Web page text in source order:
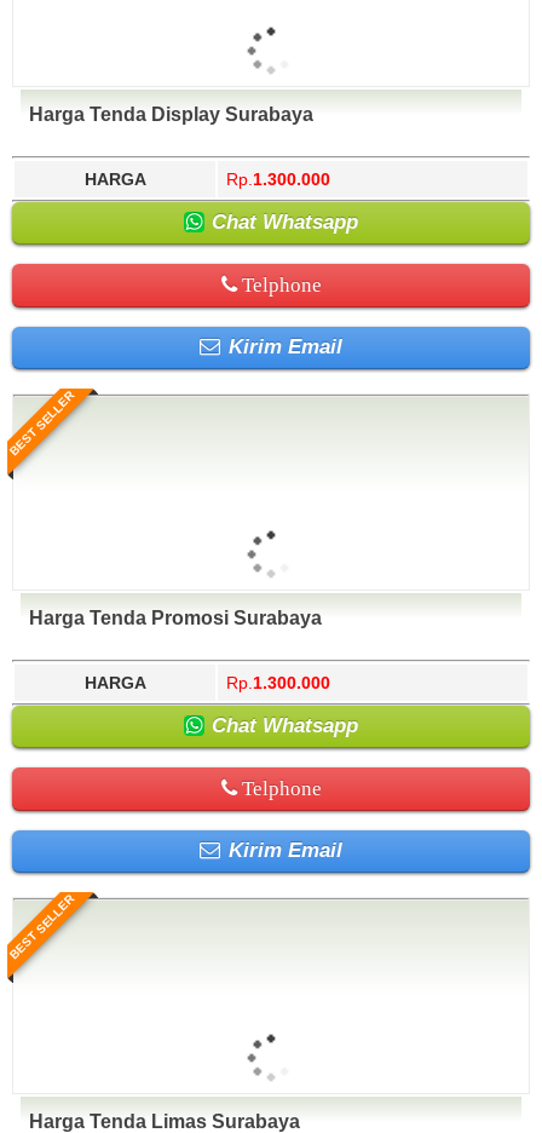
Harga Tenda Display Surabaya
HARGA Rp. 1.300.000
Chat Whatsapp
Telphone
Kirim Email
BEST SELLER
Harga Tenda Promosi Surabaya
HARGA Rp. 1.300.000
Chat Whatsapp
Telphone
Kirim Email
BEST SELLER
Harga Tenda Limas Surabaya